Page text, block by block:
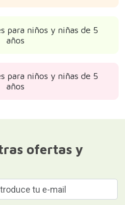
para niños y niñas de 5
años
para niños y niñas de 5
años
ofertas y